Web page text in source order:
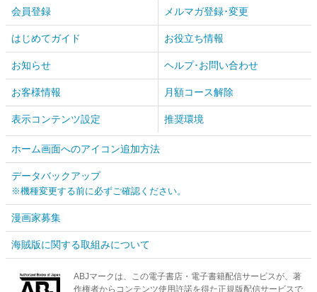
会員登録 メルマガ登録･変更
はじめてガイド お役立ち情報
お知らせ ヘルプ･お問い合わせ
お客様情報 月額コース解除
表示コンテンツ設定 推奨環境
ホーム画面へのアイコン追加方法
データバックアップ
※機種変更する前に必ずご確認ください。
漫画家募集
海賊版に関する取組みについて
ABJマークは、この電子書店・電子書籍配信サービスが、著
作権者からコンテンツ使用許諾を得た正規版配信サービスで